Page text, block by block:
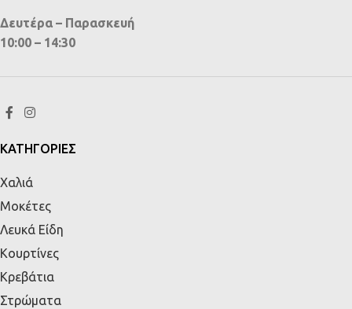
Δευτέρα – Παρασκευή
10:00 – 14:30
ΚΑΤΗΓΟΡΙΕΣ
Χαλιά
Μοκέτες
Λευκά Είδη
Κουρτίνες
Κρεβάτια
Στρώματα